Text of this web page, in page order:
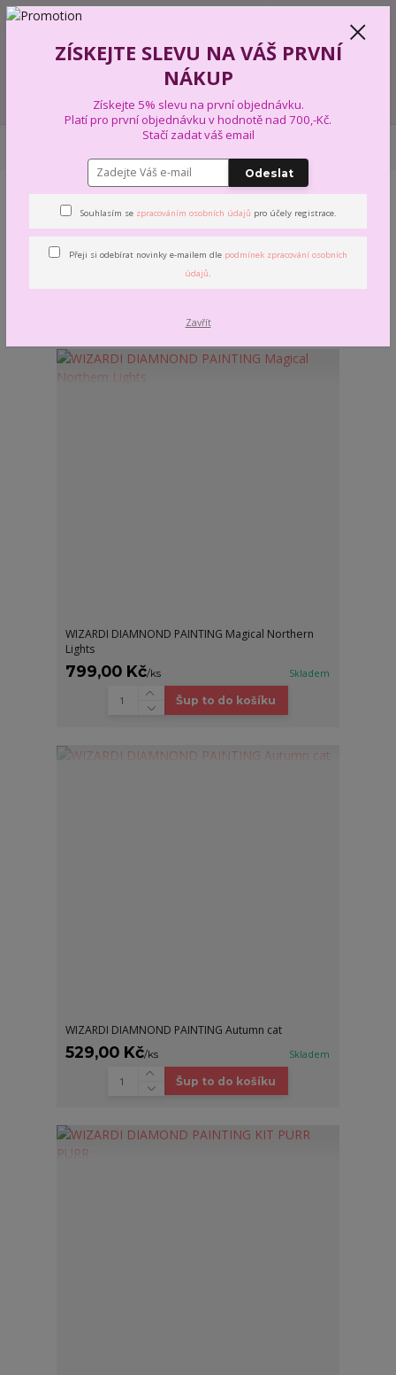
+420 739 574 103
0,00 Kč
VÝTVARNÉ A KREATIVNÍ SADY DIAMOND PAINTING
DIAMOND PAINTING
WIZARDI DIAMOND PAINTING
strana
WIZARDI DIAMNOND PAINTING Magical Northern
Lights
799,00 Kč/ks Skladem
Šup to do košíku
WIZARDI DIAMNOND PAINTING Autumn cat
529,00 Kč/ks Skladem
Šup to do košíku
ZÍSKEJTE SLEVU NA VÁŠ PRVNÍ
NÁKUP
Získejte 5% slevu na první objednávku.
Platí pro první objednávku v hodnotě nad 700,-Kč.
Stačí zadat váš email
Odeslat
Souhlasím se zpracováním osobních údajů pro účely registrace.
Přeji si odebírat novinky e-mailem dle podmínek zpracování osobních
údajů.
Zavřít